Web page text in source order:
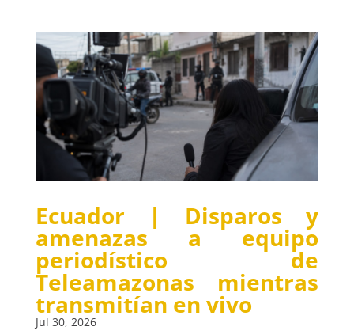
Ecuador | Disparos y
amenazas a equipo
periodístico de
Teleamazonas mientras
transmitían en vivo
Jul 30, 2026